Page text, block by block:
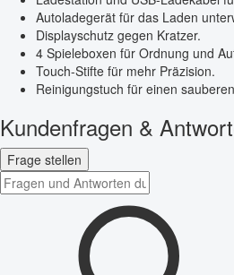
Autoladegerät für das Laden
Displayschutz gegen Kratzer.
4 Spieleboxen für Ordnung und
Touch-Stifte für mehr Präzision.
Reinigungstuch für einen
Kundenfragen &
Frage stellen